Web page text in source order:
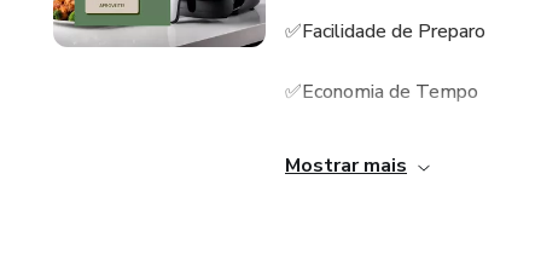
✅Facilidade de Preparo
✅Economia de Tempo
✅Opções Saudáveis
Mostrar mais